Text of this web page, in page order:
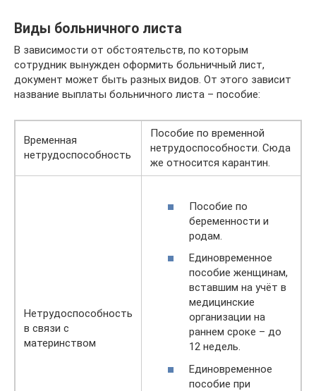
Виды больничного листа
В зависимости от обстоятельств, по которым
сотрудник вынужден оформить больничный лист,
документ может быть разных видов. От этого зависит
название выплаты больничного листа – пособие:
Временная
нетрудоспособность
Пособие по временной
нетрудоспособности. Сюда
же относится карантин.
Нетрудоспособность
в связи с
материнством
Пособие по
беременности и
родам.
Единовременное
пособие женщинам,
вставшим на учёт в
медицинские
организации на
раннем сроке – до
12 недель.
Единовременное
пособие при